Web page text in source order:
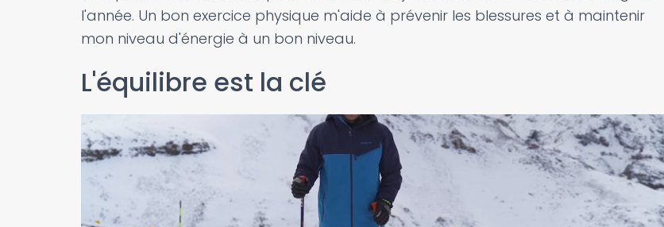
l'année. Un bon exercice physique m'aide à prévenir les blessures et à maintenir
mon niveau d'énergie à un bon niveau.
L'équilibre est la clé